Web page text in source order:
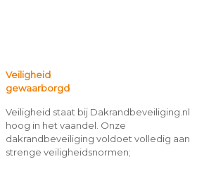
Veiligheid
gewaarborgd
Veiligheid staat bij Dakrandbeveiliging.nl
hoog in het vaandel. Onze
dakrandbeveiliging voldoet volledig aan
strenge veiligheidsnormen;